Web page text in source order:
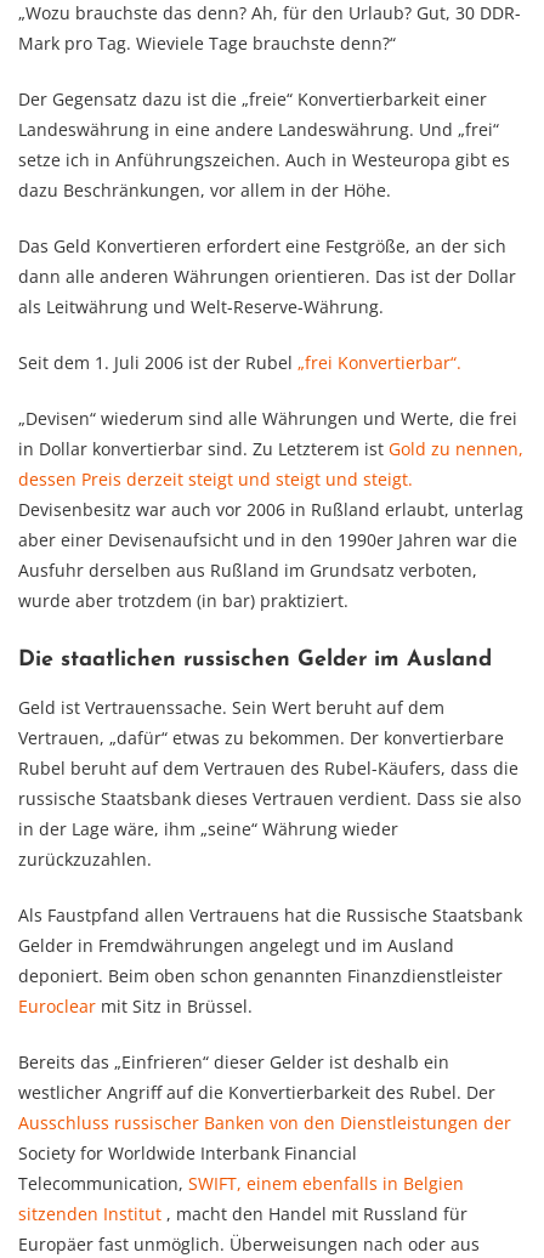
„Wozu brauchste das denn? Ah, für den Urlaub? Gut, 30 DDR-
Mark pro Tag. Wieviele Tage brauchste denn?“
Der Gegensatz dazu ist die „freie“ Konvertierbarkeit einer
Landeswährung in eine andere Landeswährung. Und „frei“
setze ich in Anführungszeichen. Auch in Westeuropa gibt es
dazu Beschränkungen, vor allem in der Höhe.
Das Geld Konvertieren erfordert eine Festgröße, an der sich
dann alle anderen Währungen orientieren. Das ist der Dollar
als Leitwährung und Welt-Reserve-Währung.
Seit dem 1. Juli 2006 ist der Rubel „frei Konvertierbar“.
„Devisen“ wiederum sind alle Währungen und Werte, die frei
in Dollar konvertierbar sind. Zu Letzterem ist Gold zu nennen,
dessen Preis derzeit steigt und steigt und steigt.
Devisenbesitz war auch vor 2006 in Rußland erlaubt, unterlag
aber einer Devisenaufsicht und in den 1990er Jahren war die
Ausfuhr derselben aus Rußland im Grundsatz verboten,
wurde aber trotzdem (in bar) praktiziert.
Die staatlichen russischen Gelder im Ausland
Geld ist Vertrauenssache. Sein Wert beruht auf dem
Vertrauen, „dafür“ etwas zu bekommen. Der konvertierbare
Rubel beruht auf dem Vertrauen des Rubel-Käufers, dass die
russische Staatsbank dieses Vertrauen verdient. Dass sie also
in der Lage wäre, ihm „seine“ Währung wieder
zurückzuzahlen.
Als Faustpfand allen Vertrauens hat die Russische Staatsbank
Gelder in Fremdwährungen angelegt und im Ausland
deponiert. Beim oben schon genannten Finanzdienstleister
Euroclear mit Sitz in Brüssel.
Bereits das „Einfrieren“ dieser Gelder ist deshalb ein
westlicher Angriff auf die Konvertierbarkeit des Rubel. Der
Ausschluss russischer Banken von den Dienstleistungen der
Society for Worldwide Interbank Financial
Telecommunication, SWIFT, einem ebenfalls in Belgien
sitzenden Institut , macht den Handel mit Russland für
Europäer fast unmöglich. Überweisungen nach oder aus